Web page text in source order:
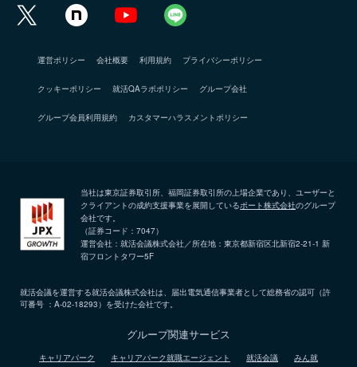
運営ポリシー 会社概要 利用規約 プライバシーポリシー
クッキーポリシー 就活QAラボポリシー グループ会社
グループ会員利用規約 カスタマーハラスメントポリシー
当社は東京証券取引所、福岡証券取引所の上場企業であり、ユーザーと
クライアントの成約支援事業を展開しているポート株式会社のグループ
会社です。
（証券コード：7047）
運営会社：就活会議株式会社／所在地：東京都新宿区北新宿2-21-1 新
宿フロントタワー5F
就活会議を運営する就活会議株式会社は、届出電気通信事業者として総務省の認可（許
可番号 ：A-02-18293）を受けた会社です。